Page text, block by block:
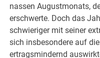
nassen Augustmonats,
erschwerte. Doch das
schwieriger mit seiner
sich insbesondere auf
ertragsmindernd